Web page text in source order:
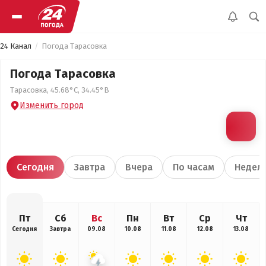
24 Канал Погода Тарасовка
Погода Тарасовка
Тарасовка, 45.68°С, 34.45°В
Изменить город
Сегодня Завтра Вчера По часам
Пт
Сегодня
Сб
Завтра
Вс
09.08
Пн
10.08
Вт
11.08
Ср
12.08
Чт
13.08